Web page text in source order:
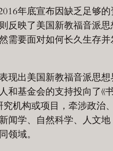
年底宣布因缺乏足够
反映了美国新教福音派思
需要面对如何长久生存并
现出美国新教福音派思想
和基金会的支持投向了《
究机构或项目，牵涉政治
闻学、自然科学、人文地
领域。